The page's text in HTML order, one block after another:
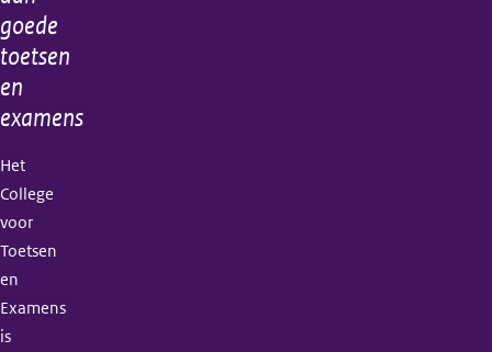
goede
toetsen
en
examens
Het
College
voor
Toetsen
en
Examens
is